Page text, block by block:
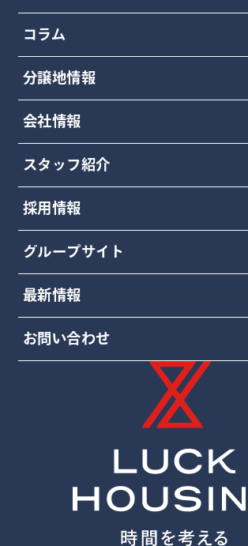
コラム
分譲地情報
会社情報
スタッフ紹介
採用情報
グループサイト
最新情報
お問い合わせ